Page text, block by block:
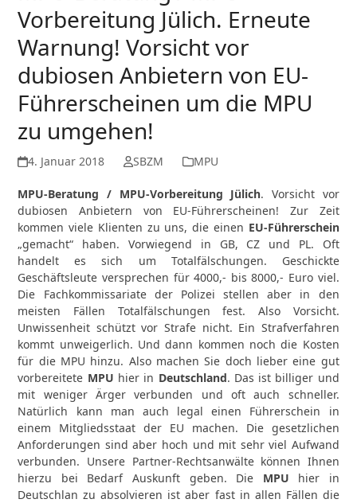
Vorbereitung Jülich. Erneute
Warnung! Vorsicht vor
dubiosen Anbietern von EU-
Führerscheinen um die MPU
zu umgehen!
4. Januar 2018 SBZM MPU
MPU-Beratung / MPU-Vorbereitung Jülich. Vorsicht vor
dubiosen Anbietern von EU-Führerscheinen! Zur Zeit
kommen viele Klienten zu uns, die einen EU-Führerschein
„gemacht“ haben. Vorwiegend in GB, CZ und PL. Oft
handelt es sich um Totalfälschungen. Geschickte
Geschäftsleute versprechen für 4000,- bis 8000,- Euro viel.
Die Fachkommissariate der Polizei stellen aber in den
meisten Fällen Totalfälschungen fest. Also Vorsicht.
Unwissenheit schützt vor Strafe nicht. Ein Strafverfahren
kommt unweigerlich. Und dann kommen noch die Kosten
für die MPU hinzu. Also machen Sie doch lieber eine gut
vorbereitete MPU hier in Deutschland. Das ist billiger und
mit weniger Ärger verbunden und oft auch schneller.
Natürlich kann man auch legal einen Führerschein in
einem Mitgliedsstaat der EU machen. Die gesetzlichen
Anforderungen sind aber hoch und mit sehr viel Aufwand
verbunden. Unsere Partner-Rechtsanwälte können Ihnen
hierzu bei Bedarf Auskunft geben. Die MPU hier in
Deutschlan zu absolvieren ist aber fast in allen Fällen die